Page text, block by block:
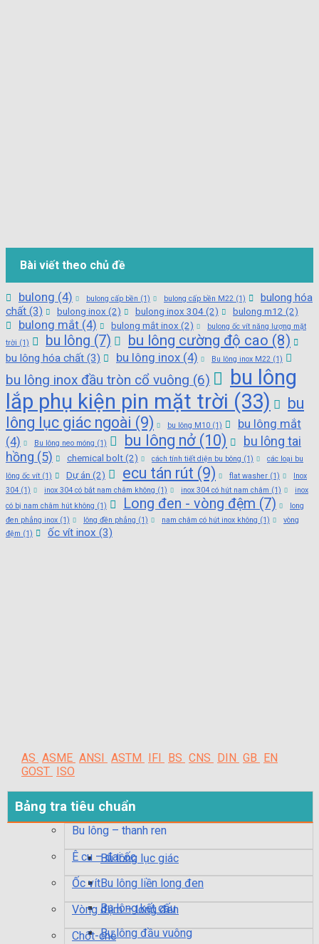
Bài viết theo chủ đề
bulong (4) bulong cấp bền (1) bulong cấp bền M22 (1)
bulong hóa
chất (3) bulong inox (2) bulong inox 304 (2) bulong m12 (2)
bulong mắt (4) bulong mắt inox (2)
bulong ốc vít năng lượng mặt
trời (1) bu lông (7) bu lông cường độ cao (8)
bu lông hóa chất (3) bu lông inox (4) Bu lông inox M22 (1)
bu lông inox đầu tròn cổ vuông (6)
bu lông
lắp phụ kiện pin mặt trời (33)
bu
lông lục giác ngoài (9) bu lông M10 (1)
bu lông mắt
(4)
Bu lông neo móng (1) bu lông nở (10)
bu lông tai
hồng (5) chemical bolt (2) cách tính tiết diện bu bông (1)
các loại bu
lông ốc vít (1) Dự án (2) ecu tán rút (9) flat washer (1)
Inox
304 (1) inox 304 có bắt nam châm không (1) inox 304 có hút nam châm (1)
inox
có bị nam châm hút không (1) Long đen - vòng đệm (7)
long
đen phẳng inox (1) lông đền phẳng (1) nam châm có hút inox không (1)
vòng
đệm (1) ốc vít inox (3)
AS ASME ANSI ASTM IFI BS CNS DIN GB EN
GOST ISO
Bảng tra tiêu chuẩn
Bu lông – thanh ren
Bu lông lục giác
Bu lông liền long đen
Bu lông kết cấu
Bu lông đầu vuông
Ê cu – đai ốc
Ốc vít
Vòng đệm – long đen
Chốt-chẻ